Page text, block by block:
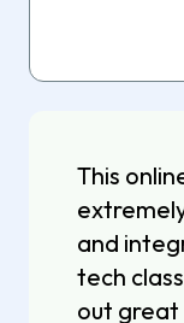
This
and
tech
out great